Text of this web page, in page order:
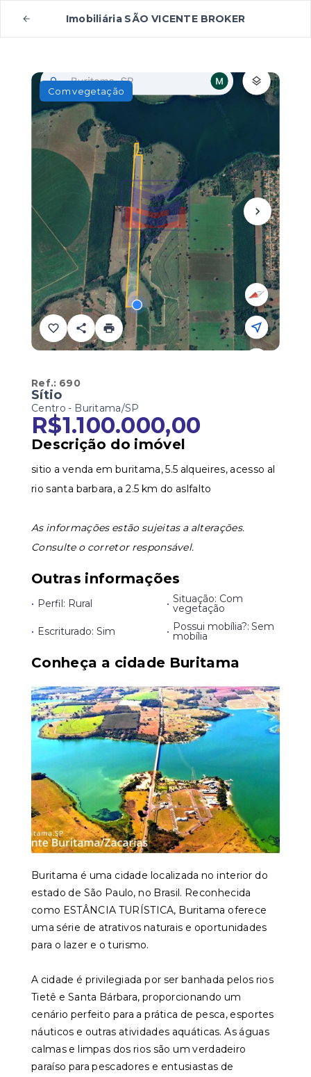
Imobiliária SÃO VICENTE BROKER
Com vegetação
Ref.: 690
Sítio
Centro - Buritama/SP
R$1.100.000,00
Descrição do imóvel
sitio a venda em buritama, 5.5 alqueires, acesso al
rio santa barbara, a 2.5 km do aslfalto
As informações estão sujeitas a alterações.
Consulte o corretor responsável.
Outras informações
• Perfil: Rural • Situação: Com
vegetação
• Escriturado: Sim • Possui mobília?: Sem
mobília
Conheça a cidade Buritama
Buritama é uma cidade localizada no interior do
estado de São Paulo, no Brasil. Reconhecida
como ESTÂNCIA TURÍSTICA, Buritama oferece
uma série de atrativos naturais e oportunidades
para o lazer e o turismo.
A cidade é privilegiada por ser banhada pelos rios
Tietê e Santa Bárbara, proporcionando um
cenário perfeito para a prática de pesca, esportes
náuticos e outras atividades aquáticas. As águas
calmas e limpas dos rios são um verdadeiro
paraíso para pescadores e entusiastas de